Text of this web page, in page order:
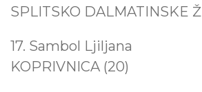
SPLITSKO DALMATINSKE
17. Sambol
KOPRIVNICA (20)